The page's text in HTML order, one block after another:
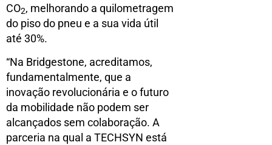
CO2, melhorando a quilometragem
do piso do pneu e a sua vida útil
até 30%.
“Na Bridgestone, acreditamos,
fundamentalmente, que a
inovação revolucionária e o futuro
da mobilidade não podem ser
alcançados sem colaboração. A
parceria na qual a TECHSYN está